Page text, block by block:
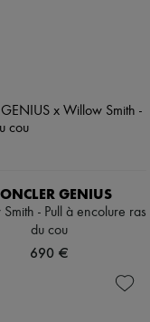
GENIUS
- Pull à encolure ras
du cou
690 €